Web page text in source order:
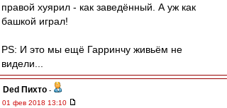
правой хуярил - как заведённый. А уж как
башкой играл!
PS: И это мы ещё Гарринчу живьём не
видели...
Ded Пихто -
01 фев 2018 13:10